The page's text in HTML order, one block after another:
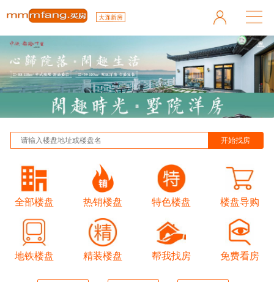
全部楼盘 热销楼盘 特色楼盘 楼盘导购
地铁楼盘 精装楼盘 帮我找房 免费看房